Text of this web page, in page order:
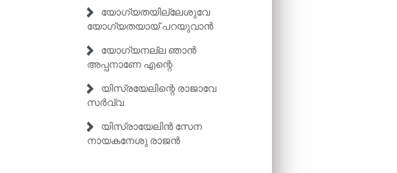
യോഗ്യതയില്ലേശുവേ
യോഗ്യതയായ് പറയുവാൻ
യോഗ്യനല്ല ഞാൻ
അപ്പനാണേ എന്റെ
യിസ്രയേലിന്റെ രാജാവേ
സർവ്വ
യിസ്രായേലിൻ സേന
നായകനേശു രാജൻ